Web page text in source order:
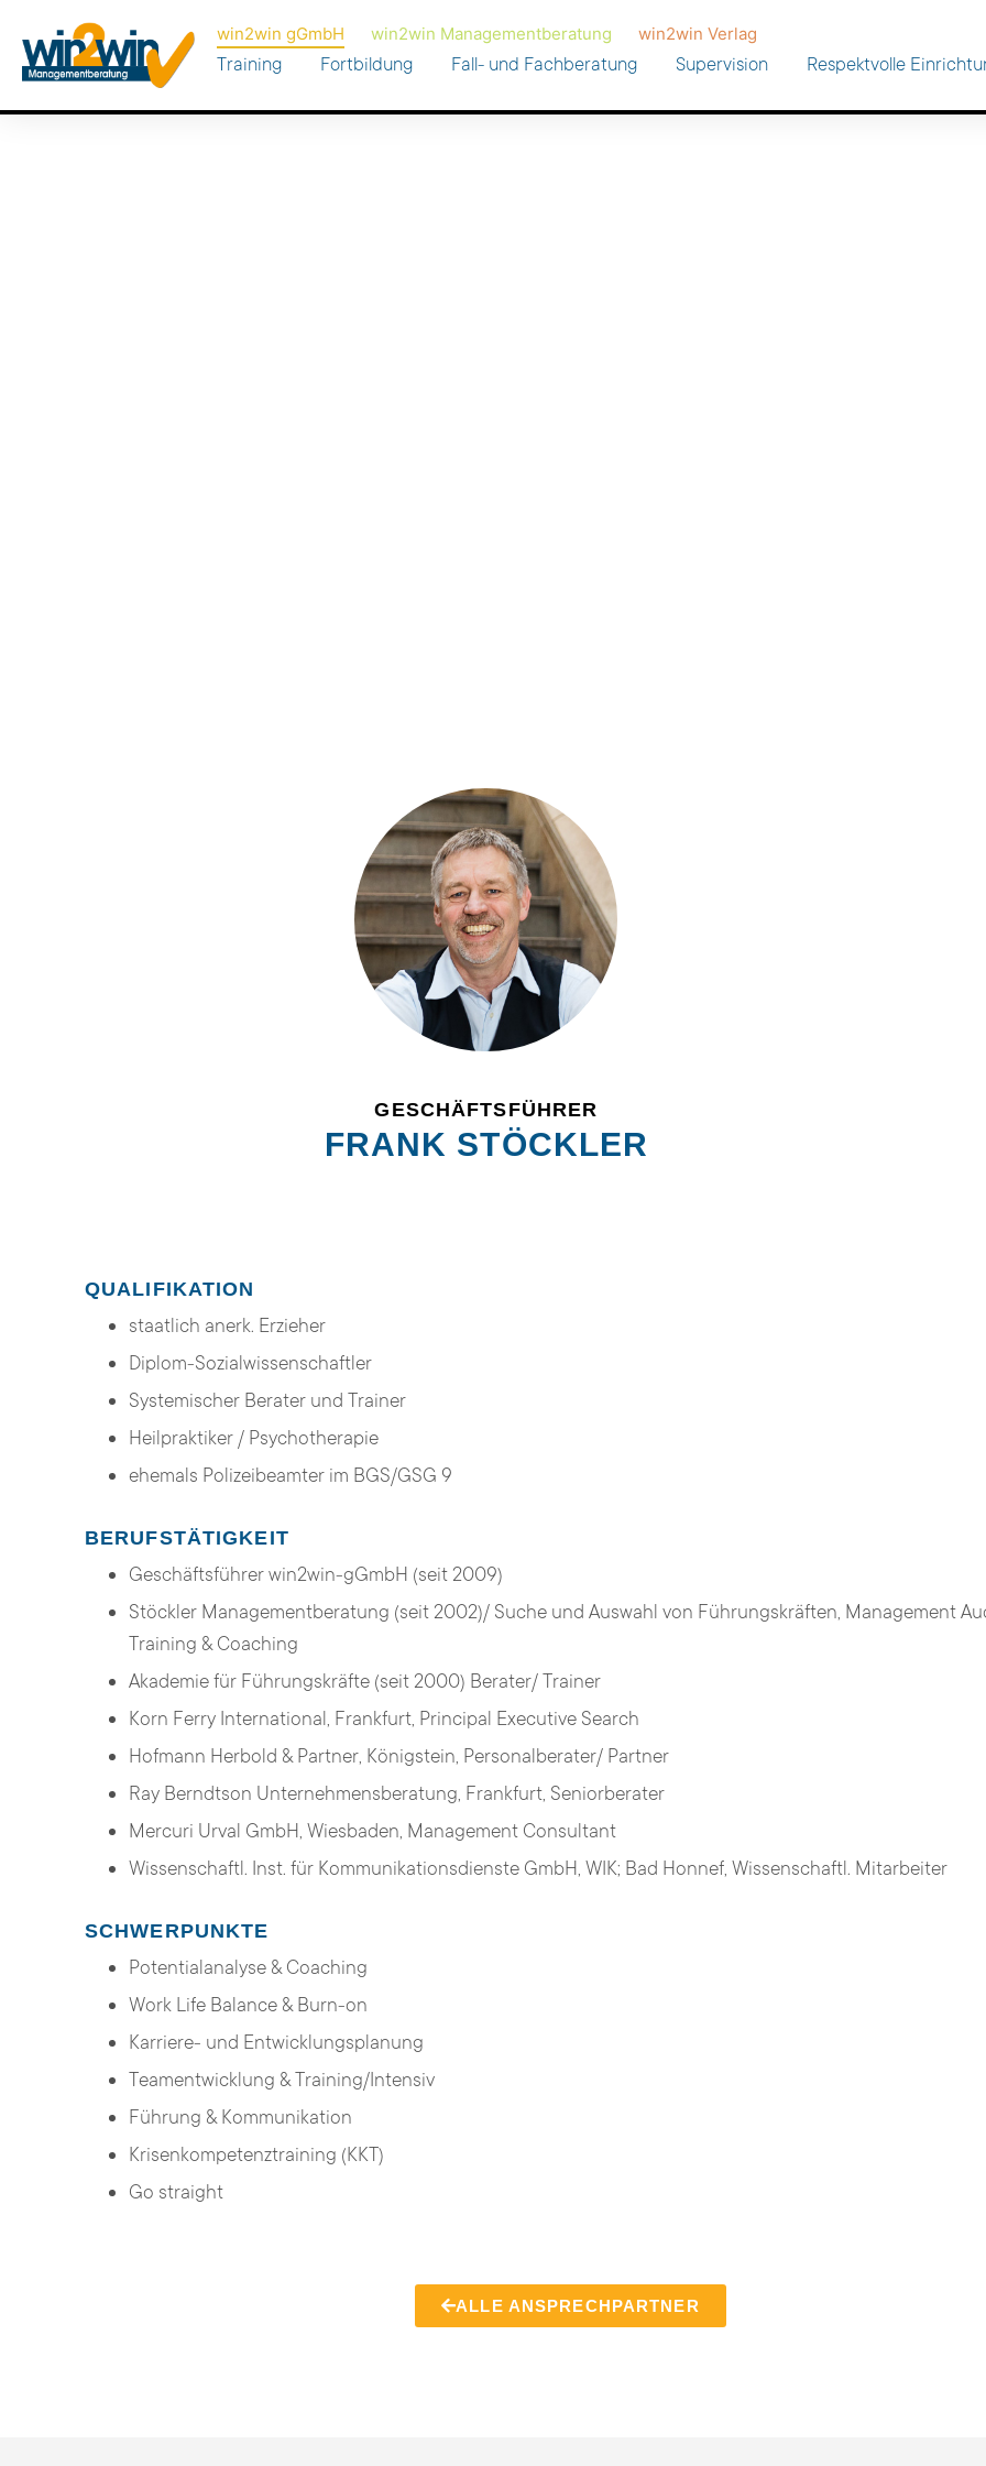
win2win gGmbH win2win Managementberatung win2win Verlag
Training Fortbildung Fall- und Fachberatung Supervision Respektvolle
GESCHÄFTSFÜHRER
FRANK STÖCKLER
QUALIFIKATION
staatlich anerk. Erzieher
Diplom-Sozialwissenschaftler
Systemischer Berater und Trainer
Heilpraktiker / Psychotherapie
ehemals Polizeibeamter im BGS/GSG 9
BERUFSTÄTIGKEIT
Geschäftsführer win2win-gGmbH (seit 2009)
Stöckler Managementberatung (seit 2002)/ Suche und Auswahl von Führungskräften, Management
Training & Coaching
Akademie für Führungskräfte (seit 2000) Berater/ Trainer
Korn Ferry International, Frankfurt, Principal Executive Search
Hofmann Herbold & Partner, Königstein, Personalberater/ Partner
Ray Berndtson Unternehmensberatung, Frankfurt, Seniorberater
Mercuri Urval GmbH, Wiesbaden, Management Consultant
Wissenschaftl. Inst. für Kommunikationsdienste GmbH, WIK; Bad Honnef, Wissenschaftl. Mitarbeiter
SCHWERPUNKTE
Potentialanalyse & Coaching
Work Life Balance & Burn-on
Karriere- und Entwicklungsplanung
Teamentwicklung & Training/Intensiv
Führung & Kommunikation
Krisenkompetenztraining (KKT)
Go straight
ALLE ANSPRECHPARTNER